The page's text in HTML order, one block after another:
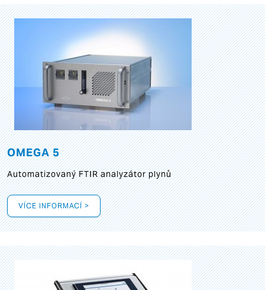
OMEGA 5
Automatizovaný FTIR analyzátor plynů
VÍCE INFORMACÍ >